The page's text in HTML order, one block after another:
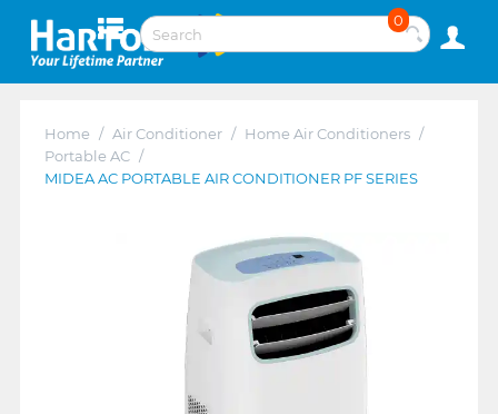
0
Home / Air Conditioner / Home Air Conditioners /
Portable AC /
MIDEA AC PORTABLE AIR CONDITIONER PF SERIES